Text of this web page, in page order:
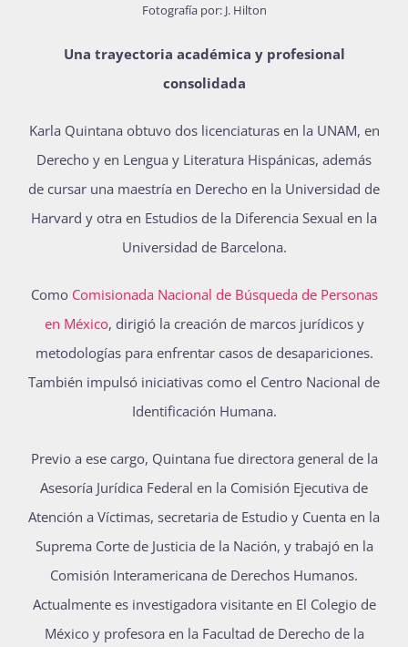
Fotografía por: J. Hilton
Una trayectoria académica y profesional
consolidada
Karla Quintana obtuvo dos licenciaturas en la UNAM, en
Derecho y en Lengua y Literatura Hispánicas, además
de cursar una maestría en Derecho en la Universidad de
Harvard y otra en Estudios de la Diferencia Sexual en la
Universidad de Barcelona.
Como Comisionada Nacional de Búsqueda de Personas
en México, dirigió la creación de marcos jurídicos y
metodologías para enfrentar casos de desapariciones.
También impulsó iniciativas como el Centro Nacional de
Identificación Humana.
Previo a ese cargo, Quintana fue directora general de la
Asesoría Jurídica Federal en la Comisión Ejecutiva de
Atención a Víctimas, secretaria de Estudio y Cuenta en la
Suprema Corte de Justicia de la Nación, y trabajó en la
Comisión Interamericana de Derechos Humanos.
Actualmente es investigadora visitante en El Colegio de
México y profesora en la Facultad de Derecho de la